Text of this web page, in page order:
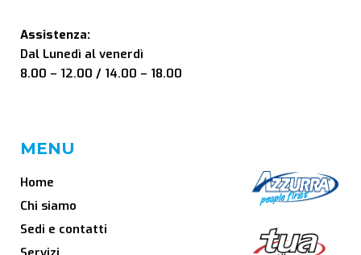
Assistenza:
Dal Lunedì al venerdì
8.00 – 12.00 / 14.00 – 18.00
MENU
Home
Chi siamo
Sedi e contatti